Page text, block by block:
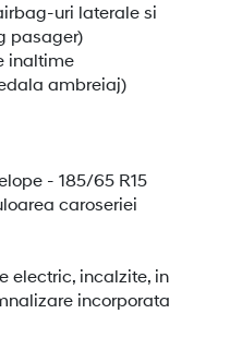
uri laterale si
pasager)
inaltime
ambreiaj)
- 185/65 R15
caroseriei
electric, incalzite, in
incorporata